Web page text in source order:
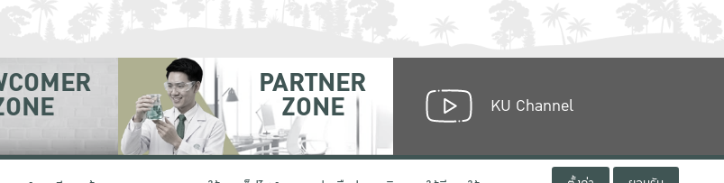
PARTNER
ZONE KU Channel